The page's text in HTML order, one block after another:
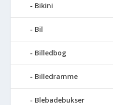
Bikini
Bil
Billedbog
Billedramme
Blebadebukser